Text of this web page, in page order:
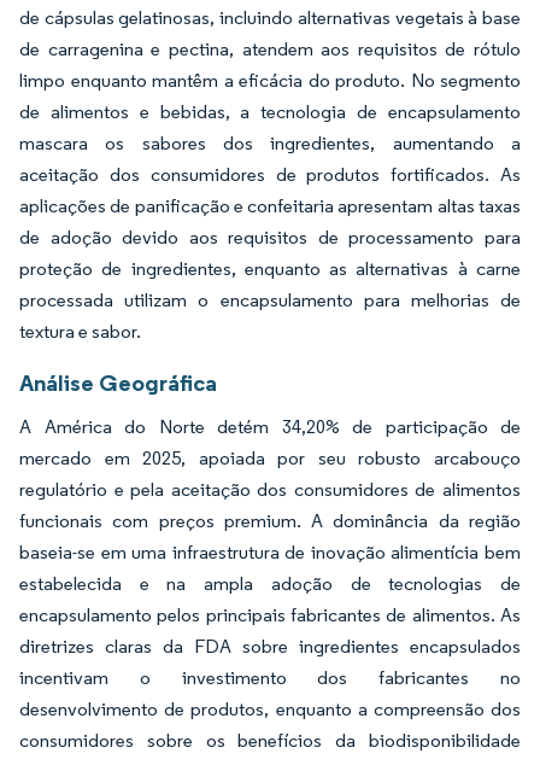
de cápsulas gelatinosas, incluindo alternativas vegetais à base
de carragenina e pectina, atendem aos requisitos de rótulo
limpo enquanto mantêm a eficácia do produto. No segmento
de alimentos e bebidas, a tecnologia de encapsulamento
mascara os sabores dos ingredientes, aumentando a
aceitação dos consumidores de produtos fortificados. As
aplicações de panificação e confeitaria apresentam altas taxas
de adoção devido aos requisitos de processamento para
proteção de ingredientes, enquanto as alternativas à carne
processada utilizam o encapsulamento para melhorias de
textura e sabor.
Análise Geográfica
A América do Norte detém 34,20% de participação de
mercado em 2025, apoiada por seu robusto arcabouço
regulatório e pela aceitação dos consumidores de alimentos
funcionais com preços premium. A dominância da região
baseia-se em uma infraestrutura de inovação alimentícia bem
estabelecida e na ampla adoção de tecnologias de
encapsulamento pelos principais fabricantes de alimentos. As
diretrizes claras da FDA sobre ingredientes encapsulados
incentivam o investimento dos fabricantes no
desenvolvimento de produtos, enquanto a compreensão dos
consumidores sobre os benefícios da biodisponibilidade